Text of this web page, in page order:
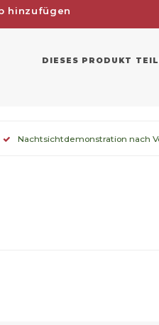
hinzufügen
DIESES PRODUKT
Nachtsichtdemonstration nach